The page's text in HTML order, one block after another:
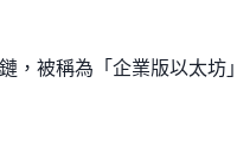
，被稱為「企業版以太坊」